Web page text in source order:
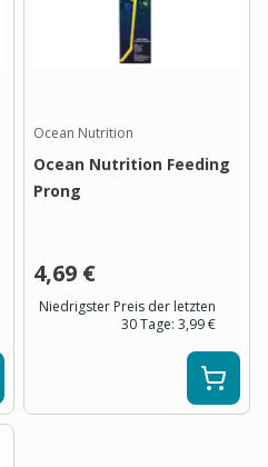
Ocean Nutrition
Ocean Nutrition Feeding
Prong
4,69 €
Niedrigster Preis der letzten
30 Tage: 3,99 €